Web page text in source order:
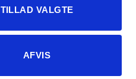
TILLAD VALGTE
AFVIS